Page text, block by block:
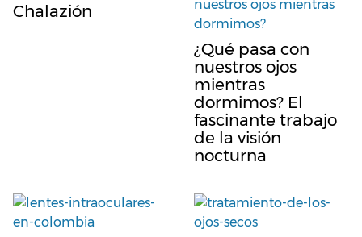
Chalazión
¿Qué pasa con
nuestros ojos
mientras
dormimos? El
fascinante trabajo
de la visión
nocturna